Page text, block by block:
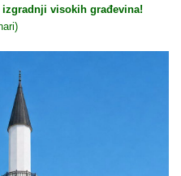
visokih građevina!